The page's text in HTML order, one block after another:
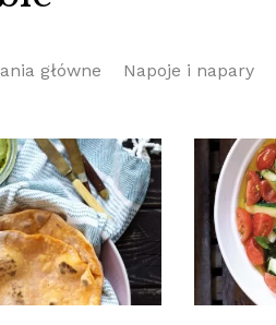
główne Napoje i napary